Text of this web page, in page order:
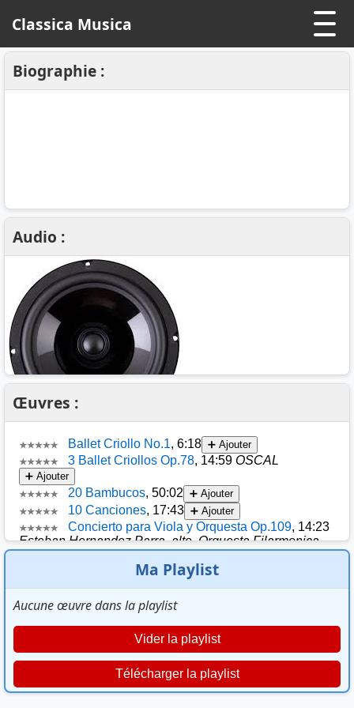
Classica Musica
Biographie :
Audio :
Œuvres :
Ma Playlist
Aucune œuvre dans la playlist
Vider la playlist
Télécharger la playlist